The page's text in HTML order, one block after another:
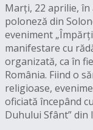
Marți, 22 aprilie, în
poloneză din
eveniment
manifestare cu
organizată, ca în
România. Fiind o
religioase,
oficiată începând
Duhului Sfânt” din